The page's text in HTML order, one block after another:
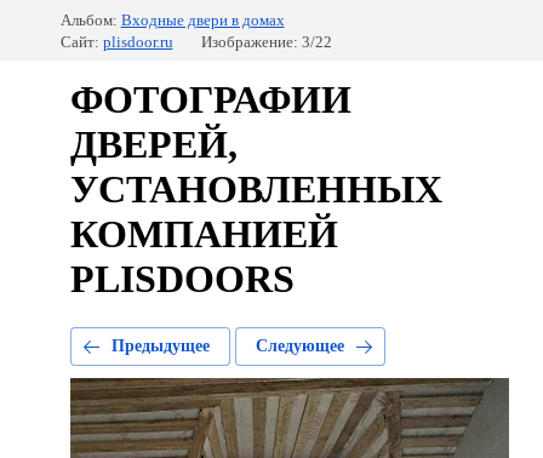
Альбом: Входные двери в домах
Сайт: plisdoor.ru Изображение: 3/22
ФОТОГРАФИИ
ДВЕРЕЙ,
УСТАНОВЛЕННЫХ
КОМПАНИЕЙ
PLISDOORS
Предыдущее Следующее